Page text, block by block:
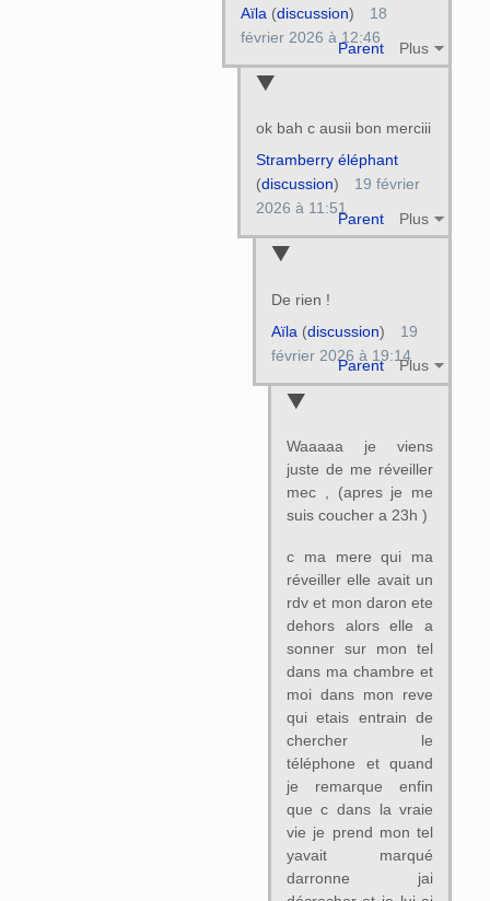
Parent Plus
Aïla (discussion)
18
février 2026 à 12:46
ok bah c ausii bon merciii
Parent Plus
Stramberry éléphant
(discussion)
19 février
2026 à 11:51
De rien !
Parent Plus
Aïla (discussion)
19
février 2026 à 19:14
Waaaaa je viens
juste de me réveiller
mec , (apres je me
suis coucher a 23h )
c ma mere qui ma
réveiller elle avait un
rdv et mon daron ete
dehors alors elle a
sonner sur mon tel
dans ma chambre et
moi dans mon reve
qui etais entrain de
chercher le
téléphone et quand
je remarque enfin
que c dans la vraie
vie je prend mon tel
yavait marqué
darronne jai